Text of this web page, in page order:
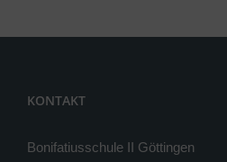
KONTAKT
Bonifatiusschule II Göttingen